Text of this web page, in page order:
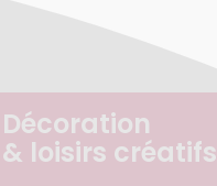
Décoration
& loisirs créatifs